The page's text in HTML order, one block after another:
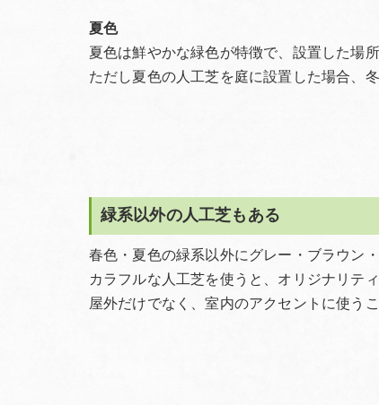
夏色
夏色は鮮やかな緑色が特徴で、設置した場
ただし夏色の人工芝を庭に設置した場合、
緑系以外の人工芝もある
春色・夏色の緑系以外にグレー・ブラウン
カラフルな人工芝を使うと、オリジナリテ
屋外だけでなく、室内のアクセントに使うこ